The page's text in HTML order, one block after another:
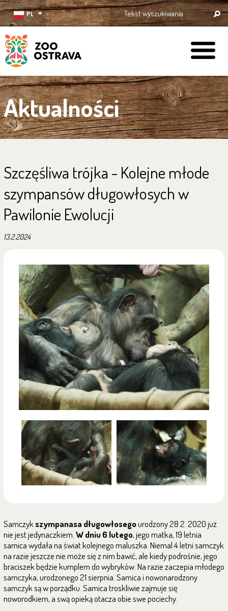
PL
ZOO Ostrava
Aktualności
Szczęśliwa trójka - Kolejne młode
szympansów długowłosych w
Pawilonie Ewolucji
13.2.2024
Samczykszympanasa długowłosegourodzony 28.2. 2020 już
nie jest jedynaczkiem. W dniu 6 lutego, jego matka, 19 letnia
samica wydała na świat kolejnego maluszka. Niemal 4 letni samczyk
na razie jeszcze nie może się z nim bawić, ale kiedy podrośnie, jego
braciszek będzie kumplem do wybryków. Na razie zaczepia młodego
samczyka, urodzonego 21 sierpnia. Samica i nowonarodzony
samczyk są w porządku. Samica troskliwie zajmuje się
noworodkiem, a swą opieką otacza obie swe pociechy.